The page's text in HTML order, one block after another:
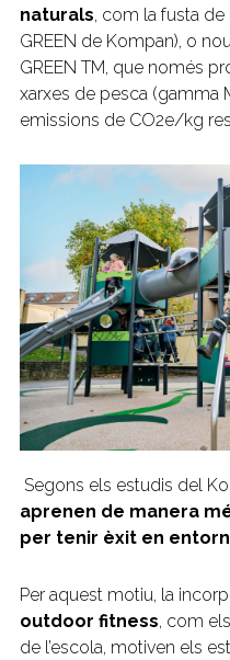
naturals, com la fusta
GREEN de Kompan), o
GREEN TM, que només
xarxes de pesca (gamma
emissions de CO2e/kg
Segons els estudis del
aprenen de manera
per tenir èxit en
Per aquest motiu, la
outdoor fitness, com
de l’escola, motiven els